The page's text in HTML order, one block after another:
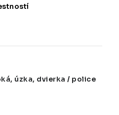
úzka, dvierka / police